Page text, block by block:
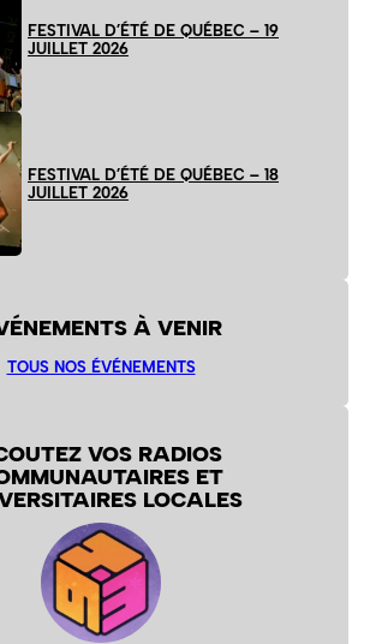
FESTIVAL D’ÉTÉ DE QUÉBEC – 19
JUILLET 2026
FESTIVAL D’ÉTÉ DE QUÉBEC – 18
JUILLET 2026
À VENIR
TOUS NOS ÉVÉNEMENTS
VOS RADIOS
ET
LOCALES